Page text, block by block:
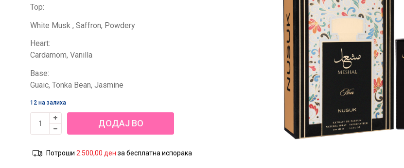
Top:
White Musk , Saffron, Powdery
Heart:
Cardamom, Vanilla
Base:
Guaic, Tonka Bean, Jasmine
12 на залиха
Spray
Noir
ДОДАЈ ВО
Потроши 2.500,00 ден за бесплатна испорака